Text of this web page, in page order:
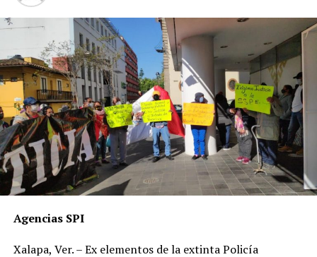
Agencias SPI
Xalapa, Ver. – Ex elementos de la extinta Policía